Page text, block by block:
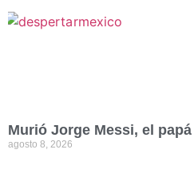
Murió Jorge Messi, el
agosto 8, 2026